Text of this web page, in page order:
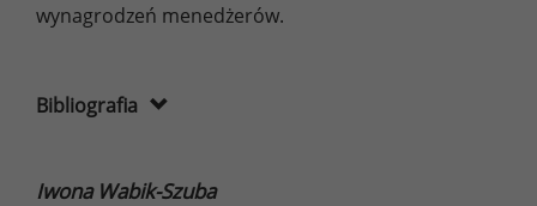
wynagrodzeń menedżerów.
Bibliografia
Iwona Wabik-Szuba